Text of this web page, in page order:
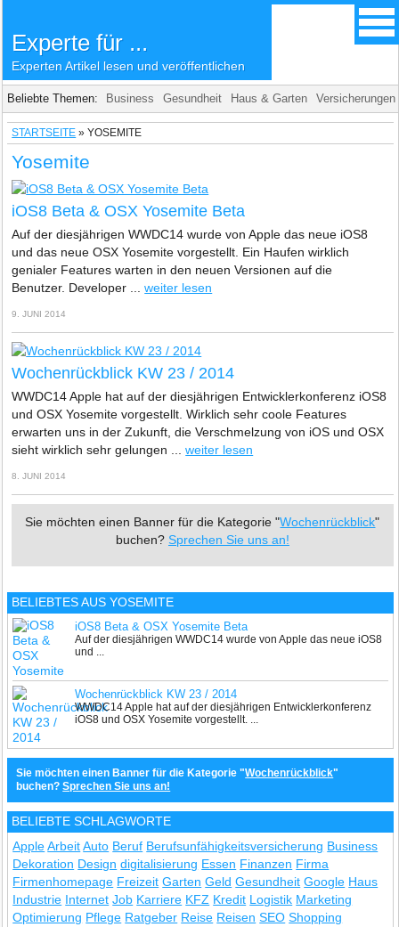
Experte für ...
Experten Artikel lesen und veröffentlichen
Beliebte Themen: Business Gesundheit Haus & Garten Versicherungen
STARTSEITE »YOSEMITE
Yosemite
iOS8 Beta & OSX Yosemite Beta
Auf der diesjährigen WWDC14 wurde von Apple das neue iOS8
und das neue OSX Yosemite vorgestellt. Ein Haufen wirklich
genialer Features warten in den neuen Versionen auf die
Benutzer. Developer ...weiter lesen
9. JUNI 2014
Wochenrückblick KW 23 / 2014
WWDC14 Apple hat auf der diesjährigen Entwicklerkonferenz iOS8
und OSX Yosemite vorgestellt. Wirklich sehr coole Features
erwarten uns in der Zukunft, die Verschmelzung von iOS und OSX
sieht wirklich sehr gelungen ...weiter lesen
8. JUNI 2014
Sie möchten einen Banner für die Kategorie "Wochenrückblick"
buchen? Sprechen Sie uns an!
BELIEBTES AUS YOSEMITE
iOS8 Beta & OSX Yosemite Beta
Auf der diesjährigen WWDC14 wurde von Apple das neue iOS8
und ...
Wochenrückblick KW 23 / 2014
WWDC14 Apple hat auf der diesjährigen Entwicklerkonferenz
iOS8 und OSX Yosemite vorgestellt. ...
Sie möchten einen Banner für die Kategorie "Wochenrückblick"
buchen?Sprechen Sie uns an!
BELIEBTE SCHLAGWORTE
Apple Arbeit Auto Beruf Berufsunfähigkeitsversicherung Business
Dekoration Design digitalisierung Essen Finanzen Firma
Firmenhomepage Freizeit Garten Geld Gesundheit Google Haus
Industrie Internet Job Karriere KFZ Kredit Logistik Marketing
Optimierung Pflege Ratgeber Reise Reisen SEO Shopping